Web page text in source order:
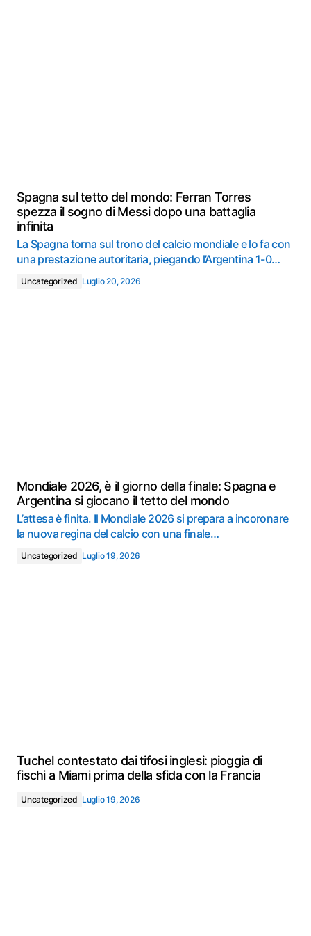
Spagna sul tetto del mondo: Ferran Torres
spezza il sogno di Messi dopo una battaglia
infinita
La Spagna torna sul trono del calcio mondiale e lo fa con
una prestazione autoritaria, piegando l’Argentina 1-0…
Uncategorized Luglio 20, 2026
Mondiale 2026, è il giorno della finale: Spagna e
Argentina si giocano il tetto del mondo
L’attesa è finita. Il Mondiale 2026 si prepara a incoronare
la nuova regina del calcio con una finale…
Uncategorized Luglio 19, 2026
Tuchel contestato dai tifosi inglesi: pioggia di
fischi a Miami prima della sfida con la Francia
Uncategorized Luglio 19, 2026